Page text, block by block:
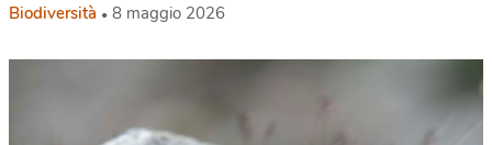
Biodiversità 8 maggio 2026